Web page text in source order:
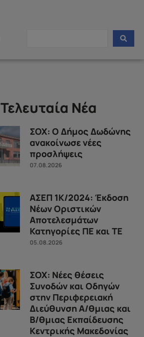
Τελευταία Νέα
ΣΟΧ: Ο Δήμος Δωδώνης
ανακοίνωσε νέες
προσλήψεις
07.08.2026
ΑΣΕΠ 1Κ/2024: Έκδοση
Νέων Οριστικών
Αποτελεσμάτων
Κατηγορίες ΠΕ και ΤΕ
05.08.2026
ΣΟΧ: Νέες θέσεις
Συνοδών και Οδηγών
στην Περιφερειακή
Διεύθυνση Α/θμιας και
Β/θμιας Εκπαίδευσης
Κεντρικής Μακεδονίας